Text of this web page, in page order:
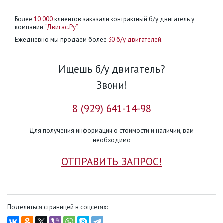
Более 10 000клиентов заказали контрактный б/у двигатель у
компании “Двигас.Ру”.
Ежедневно мы продаем более 30 б/у двигателей.
Ищешь б/у двигатель?
Звони!
8 (929) 641-14-98
Для получения информации о стоимости и наличии, вам
необходимо
ОТПРАВИТЬ ЗАПРОС!
Поделиться страницей в соцсетях: